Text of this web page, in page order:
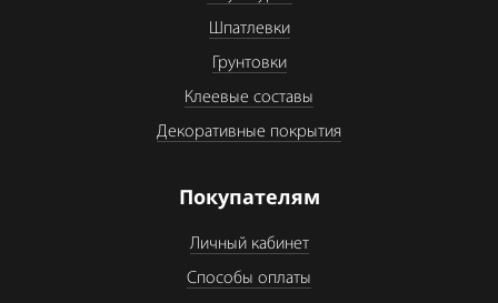
Шпатлевки
Грунтовки
Клеевые составы
Декоративные покрытия
Покупателям
Личный кабинет
Способы оплаты